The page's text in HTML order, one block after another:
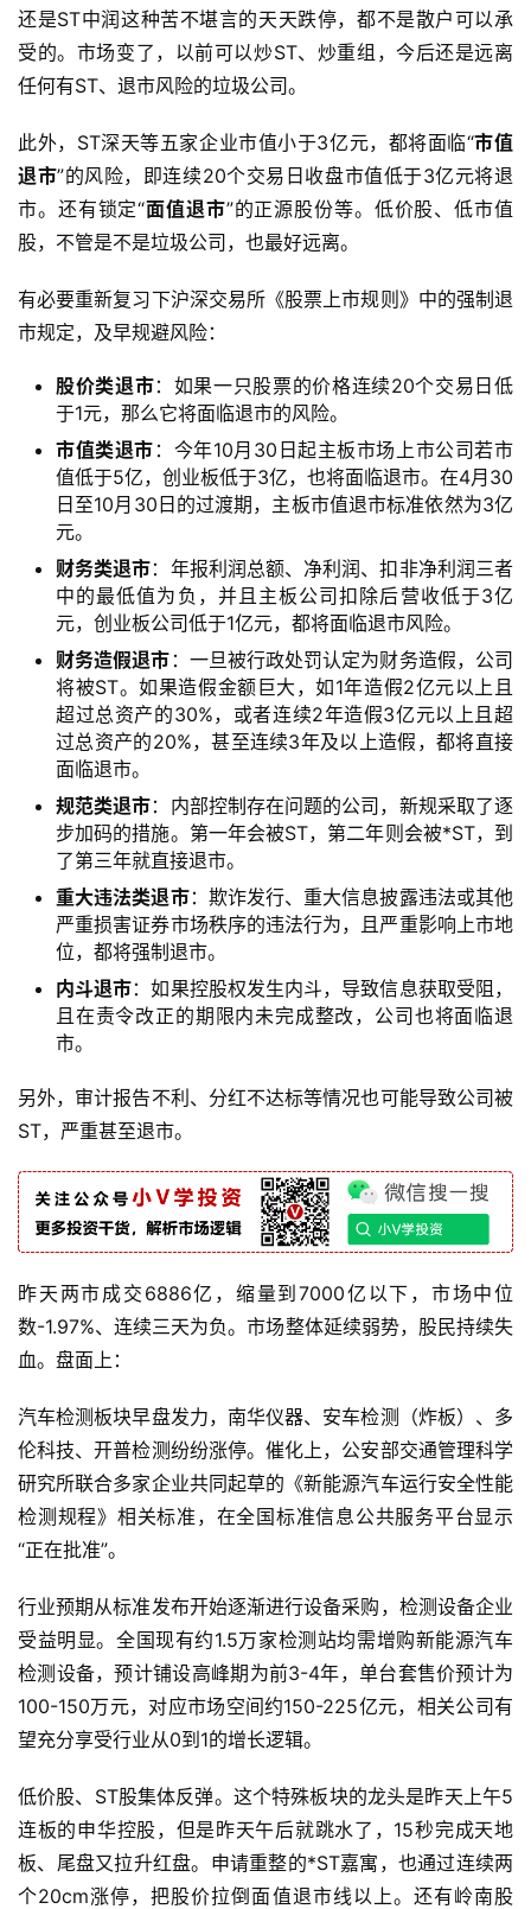
首
页
财
商
投
资
入
实
战
还是ST中润这种苦不堪言的天天跌停，都不是散户可以承
受的。市场变了，以前可以炒ST、炒重组，今后还是远离
任何有ST、退市风险的垃圾公司。
此外，ST深天等五家企业市值小于3亿元，都将面临“市值
退市”的风险，即连续20个交易日收盘市值低于3亿元将退
市。还有锁定“面值退市”的正源股份等。低价股、低市值
股，不管是不是垃圾公司，也最好远离。
有必要重新复习下沪深交易所《股票上市规则》中的强制退
市规定，及早规避风险：
股价类退市：如果一只股票的价格连续20个交易日低
于1元，那么它将面临退市的风险。
市值类退市 ：今年10月30日起主板市场上市公司若市
值低于5亿，创业板低于3亿，也将面临退市。在4月30
日至10月30日的过渡期，主板市值退市标准依然为3亿
元。
财务类退市：年报利润总额、净利润、扣非净利润三者
中的最低值为负，并且主板公司扣除后营收低于3亿
元，创业板公司低于1亿元，都将面临退市风险。
财务造假退市 ：一旦被行政处罚认定为财务造假，公司
将被ST。如果造假金额巨大，如1年造假2亿元以上且
超过总资产的30%，或者连续2年造假3亿元以上且超
过总资产的20%，甚至连续3年及以上造假，都将直接
面临退市。
规范类退市：内部控制存在问题的公司，新规采取了逐
步加码的措施。第一年会被ST，第二年则会被*ST，到
了第三年就直接退市。
重大违法类退市：欺诈发行、重大信息披露违法或其他
严重损害证券市场秩序的违法行为，且严重影响上市地
位，都将强制退市。
内斗退市：如果控股权发生内斗，导致信息获取受阻，
且在责令改正的期限内未完成整改，公司也将面临退
市。
另外，审计报告不利、分红不达标等情况也可能导致公司被
ST，严重甚至退市。
昨天两市成交6886亿，缩量到7000亿以下，市场中位
数-1.97%、连续三天为负。市场整体延续弱势，股民持续失
血。盘面上：
汽车检测板块早盘发力，南华仪器、安车检测（炸板）、多
伦科技、开普检测纷纷涨停。催化上，公安部交通管理科学
研究所联合多家企业共同起草的《新能源汽车运行安全性能
检测规程》相关标准，在全国标准信息公共服务平台显示
“正在批准”。
行业预期从标准发布开始逐渐进行设备采购，检测设备企业
受益明显。全国现有约1.5万家检测站均需增购新能源汽车
检测设备，预计铺设高峰期为前3-4年，单台套售价预计为
100-150万元，对应市场空间约150-225亿元，相关公司有
望充分享受行业从0到1的增长逻辑。
低价股、ST股集体反弹。这个特殊板块的龙头是昨天上午5
连板的申华控股，但是昨天午后就跳水了，15秒完成天地
板、尾盘又拉升红盘。申请重整的*ST嘉寓，也通过连续两
个20cm涨停，把股价拉倒面值退市线以上。还有岭南股